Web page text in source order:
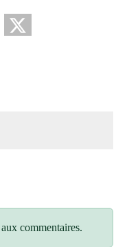
commentaires.